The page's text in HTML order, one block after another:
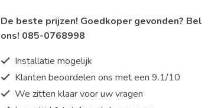
aantal
De beste prijzen! Goedkoper gevonden? Bel
ons! 085-0768998
Installatie mogelijk
Klanten beoordelen ons met een 9.1/10
We zitten klaar voor uw vragen